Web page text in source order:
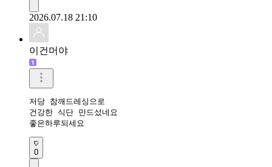
2026.07.18 21:10
이건머야
저당 참깨드레싱으로
건강한 식단 만드섰네요
좋은하루되세요
0